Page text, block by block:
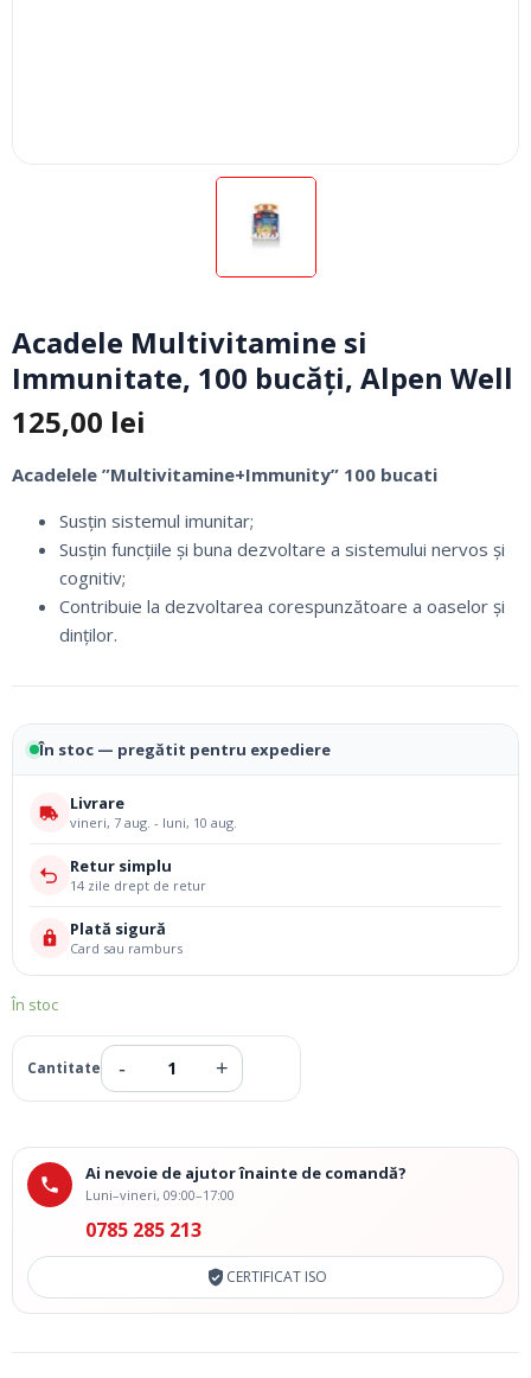
Acadele Multivitamine si
Immunitate, 100 bucăți, Alpen Well
125,00 lei
Acadelele ”Multivitamine+Immunity” 100 bucati
Susțin sistemul imunitar;
Susțin funcțiile și buna dezvoltare a sistemului nervos și
cognitiv;
Contribuie la dezvoltarea corespunzătoare a oaselor și
dinților.
În stoc — pregătit pentru expediere
Livrare
vineri, 7 aug. - luni, 10 aug.
Retur simplu
14 zile drept de retur
Plată sigură
Card sau ramburs
În stoc
Ai nevoie de ajutor înainte de comandă?
Luni–vineri, 09:00–17:00
0785 285 213
CERTIFICAT ISO